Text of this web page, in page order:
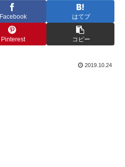
Facebook はてブ
Pinterest コピー
2019.10.24